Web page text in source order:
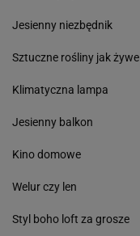
Jesienny niezbędnik
Sztuczne rośliny jak żywe
Klimatyczna lampa
Jesienny balkon
Kino domowe
Welur czy len
Styl boho loft za grosze